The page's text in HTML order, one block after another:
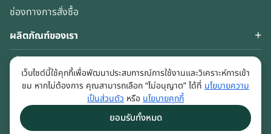
ช่องทางการสั่งซื้อ
ผลิตภัณฑ์ของเรา
เกี่ยวกับเรา
Keep in touch
เว็บไซต์นี้ใช้คุกกี้เพื่อพัฒนาประสบการณ์การใช้งานและวิเคราะห์การเข้า
ชม หากไม่ต้องการ คุณสามารถเลือก “ไม่อนุญาต” ได้ที่ นโยบายความ
เป็นส่วนตัว หรือ นโยบายคุกกี้
ยอมรับทั้งหมด